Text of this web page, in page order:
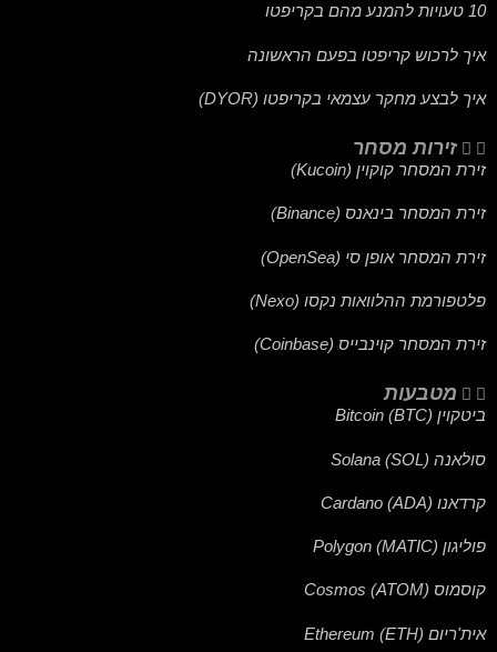
10 טעויות להמנע מהם בקריפטו
איך לרכוש קריפטו בפעם הראשונה
איך לבצע מחקר עצמאי בקריפטו (DYOR)
זירות מסחר
זירת המסחר קוקוין (Kucoin)
זירת המסחר בינאנס (Binance)
זירת המסחר אופן סי (OpenSea)
פלטפורמת ההלוואות נקסו (Nexo)
זירת המסחר קוינבייס (Coinbase)
מטבעות
ביטקוין (BTC) Bitcoin
סולאנה (SOL) Solana
קרדאנו (ADA) Cardano
פוליגון (MATIC) Polygon
קוסמוס (ATOM) Cosmos
אית'ריום (ETH) Ethereum